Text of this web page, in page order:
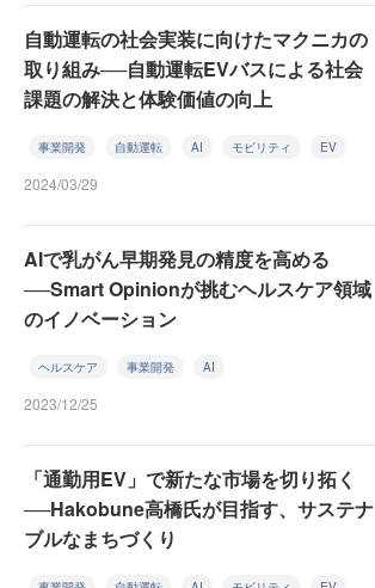
自動運転の社会実装に向けたマクニカの
取り組み──自動運転EVバスによる社会
課題の解決と体験価値の向上
事業開発 自動運転 AI モビリティ EV
2024/03/29
AIで乳がん早期発見の精度を高める
──Smart Opinionが挑むヘルスケア領域
のイノベーション
ヘルスケア 事業開発 AI
2023/12/25
「通勤用EV」で新たな市場を切り拓く
──Hakobune高橋氏が目指す、サステナ
ブルなまちづくり